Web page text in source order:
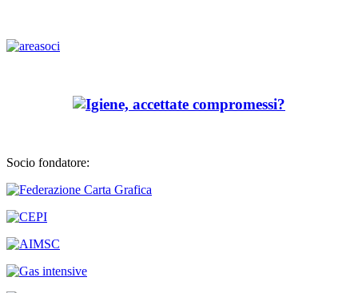
Socio fondatore: